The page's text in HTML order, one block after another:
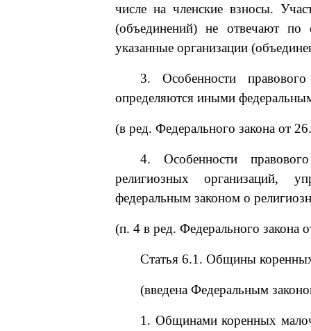
числе на членские взносы.
(объединений) не отвечают по
указанные организации
3. Особенности
определяются иными
(в ред. Федерального закона от
4. Особенности
религиозных организаций,
федеральным законом о
(п. 4 в ред. Федерального закона
Статья 6.1. Общины
(введена Федеральным
1. Общинами коренных